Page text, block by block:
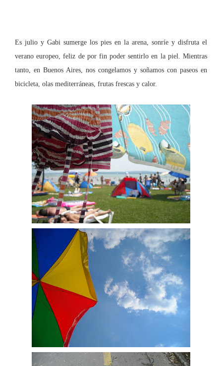
Es julio y Gabi sumerge los pies en la arena, sonríe y disfruta el
verano europeo, feliz de por fin poder sentirlo en la piel. Mientras
tanto, en Buenos Aires, nos congelamos y soñamos con paseos en
bicicleta, olas mediterráneas, frutas frescas y calor.